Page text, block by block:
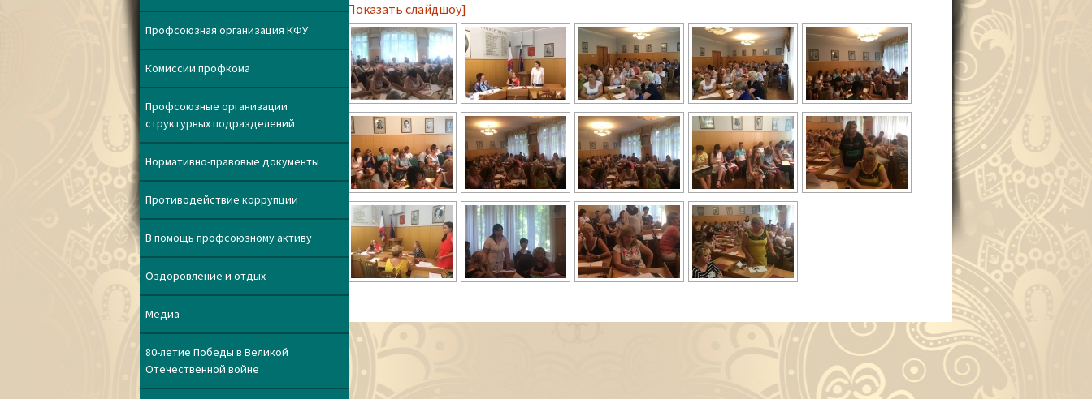
[Показать слайдшоу]
Профсоюзная организация КФУ
Комиссии профкома
Профсоюзные организации
структурных подразделений
Нормативно-правовые документы
Противодействие коррупции
В помощь профсоюзному активу
Оздоровление и отдых
Медиа
80-летие Победы в Великой
Отечественной войне